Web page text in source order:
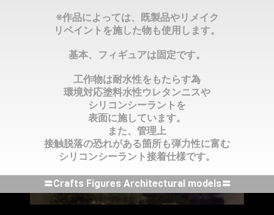
※作品によっては、既製品やリメイク
リペイントを施した物も使用します。
基本、フィギュアは固定です。
工作物は耐水性をもたらす為
環境対応塗料水性ウレタンニスや
シリコンシーラントを
表面に施しています。
また、管理上
接触脱落の恐れがある箇所も弾力性に富む
シリコンシーラント接着仕様です。
〓Crafts Figures Architectural models〓